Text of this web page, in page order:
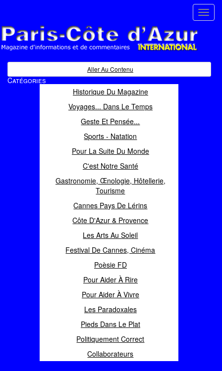
Magazine d'informations et de commentaires
Aller Au Contenu
Catégories
Historique Du Magazine
Voyages... Dans Le Temps
Geste Et Pensée...
Sports - Natation
Pour La Suite Du Monde
C'est Notre Santé
Gastronomie, Œnologie, Hôtellerie,
Tourisme
Cannes Pays De Lérins
Côte D'Azur & Provence
Les Arts Au Soleil
Festival De Cannes, Cinéma
Poèsie FD
Pour Aider À Rire
Pour Aider À Vivre
Les Paradoxales
Pieds Dans Le Plat
Politiquement Correct
Collaborateurs